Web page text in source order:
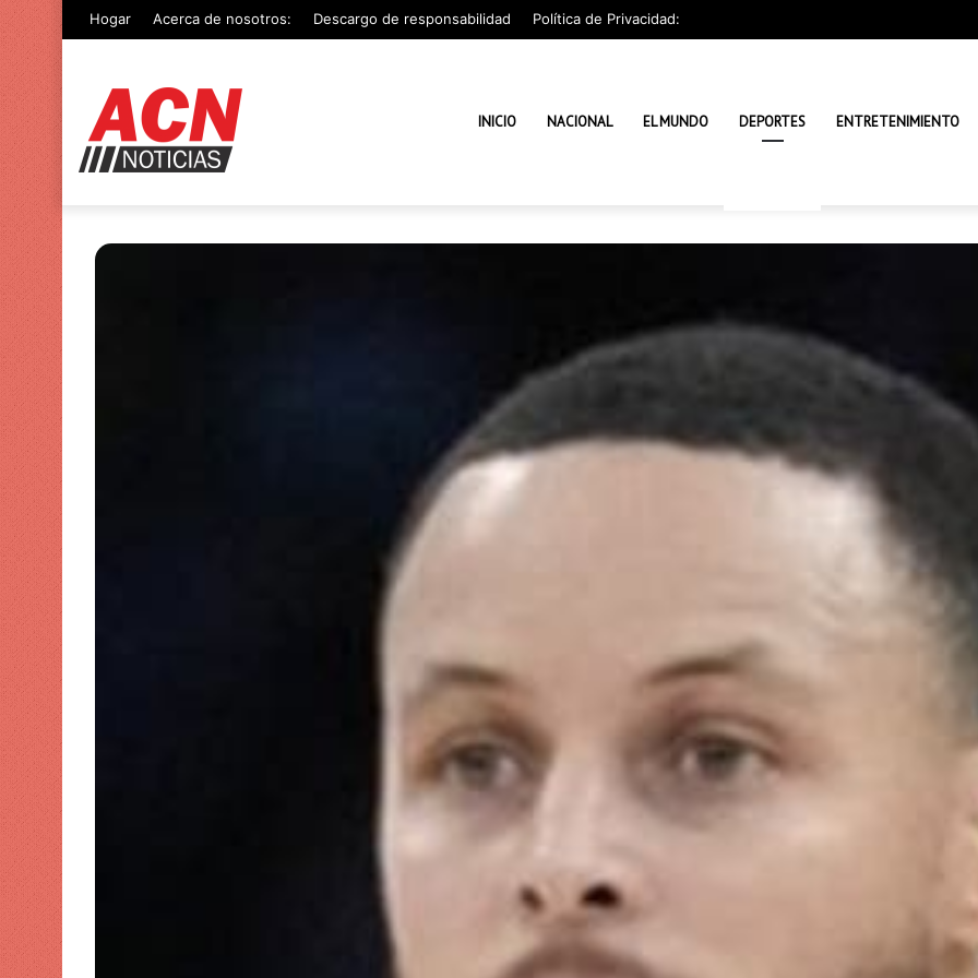
Hogar Acerca de nosotros: Descargo de responsabilidad Política de Privacidad:
INICIO NACIONAL EL MUNDO DEPORTES ENTRETENIMIENTO